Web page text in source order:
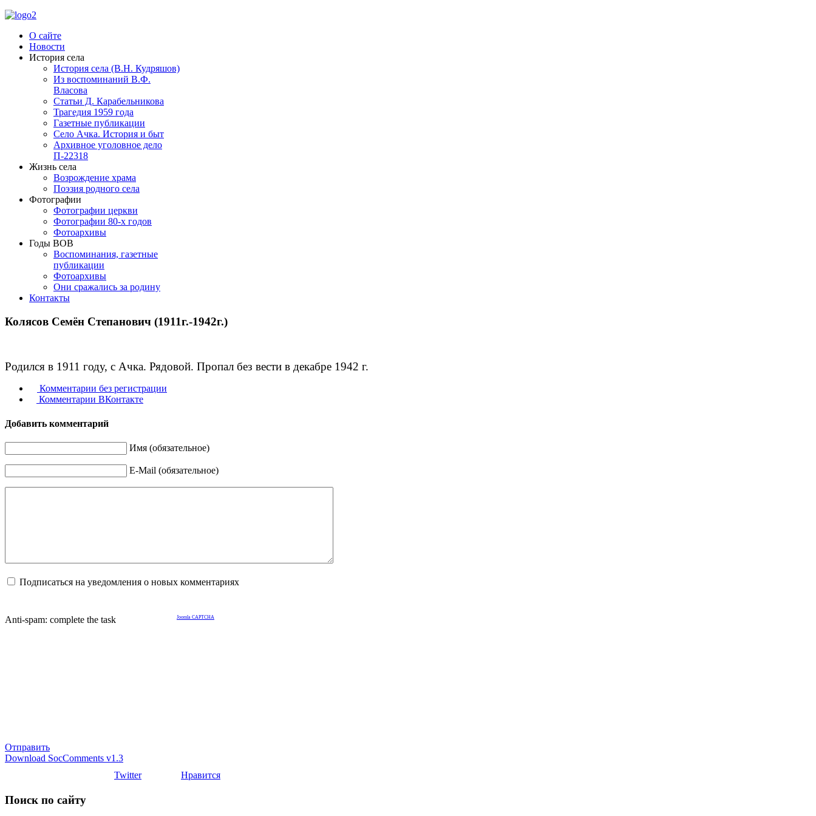
О сайте
Новости
История села
История села (В.Н. Кудряшов)
Из воспоминаний В.Ф.
Власова
Статьи Д. Карабельникова
Трагедия 1959 года
Газетные публикации
Село Ачка. История и быт
Архивное уголовное дело
П-22318
Жизнь села
Возрождение храма
Поэзия родного села
Фотографии
Фотографии церкви
Фотографии 80-х годов
Фотоархивы
Годы ВОВ
Воспоминания, газетные
публикации
Фотоархивы
Они сражались за родину
Контакты
Колясов Семён Степанович (1911г.-1942г.)
Родился в 1911 году, с Ачка. Рядовой. Пропал без вести в декабре 1942 г.
Комментарии без регистрации
Комментарии ВКонтакте
Добавить комментарий
Имя (обязательное)
E-Mail (обязательное)
Подписаться на уведомления о новых комментариях
Anti-spam: complete the task Joomla CAPTCHA
Отправить
Download SocComments v1.3
Twitter
Нравится
Поиск по сайту